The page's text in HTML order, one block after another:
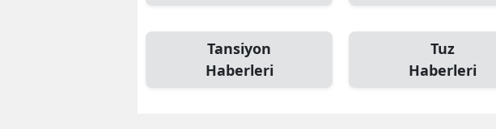
Tansiyon
Haberleri
Tuz
Haberleri